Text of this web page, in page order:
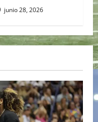
junio 28, 2026